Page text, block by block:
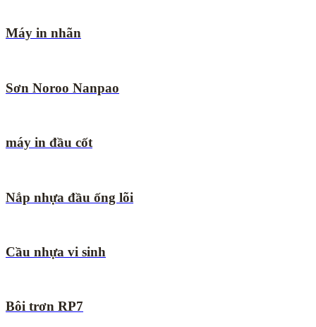
Máy in nhãn
Sơn Noroo Nanpao
máy in đầu cốt
Nắp nhựa đầu ống lõi
Cầu nhựa vi sinh
Bôi trơn RP7